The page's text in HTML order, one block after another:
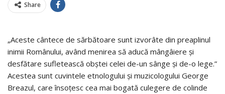
Share
„Aceste cântece de sărbătoare sunt izvorâte din preaplinul
inimii Românului, având menirea să aducă mângâiere şi
desfătare sufletească obştei celei de-un sânge şi de-o lege.”
Acestea sunt cuvintele etnologului şi muzicologului George
Breazul, care însoţesc cea mai bogată culegere de colinde